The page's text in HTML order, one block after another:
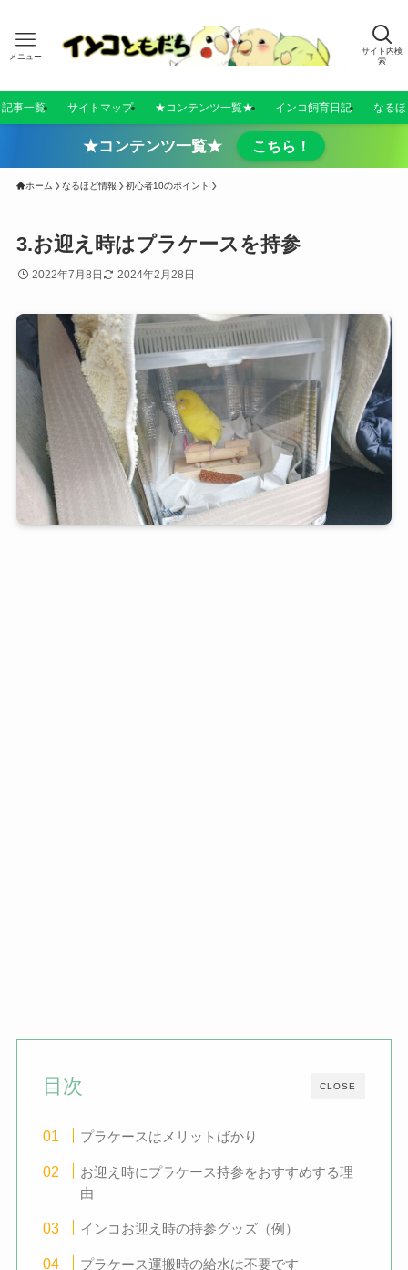
サイト内検
索
メニュー
事一覧 サイトマップ ★コンテンツ一覧★ インコ飼育日記 なる
★コンテンツ一覧★ こちら！
ホーム なるほど情報 初心者10のポイント
3.お迎え時はプラケースを持参
2022年7月8日 2024年2月28日
CLOSE
目次
プラケースはメリットばかり
お迎え時にプラケース持参をおすすめする理
由
インコお迎え時の持参グッズ（例）
プラケース運搬時の給水は不要です